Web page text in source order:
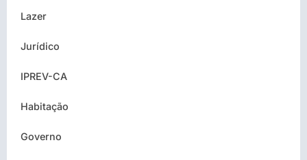
Lazer
Jurídico
IPREV-CA
Habitação
Governo